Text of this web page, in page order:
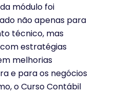
módulo foi
não apenas para
técnico, mas
estratégias
melhorias
e para os negócios
o Curso Contábil